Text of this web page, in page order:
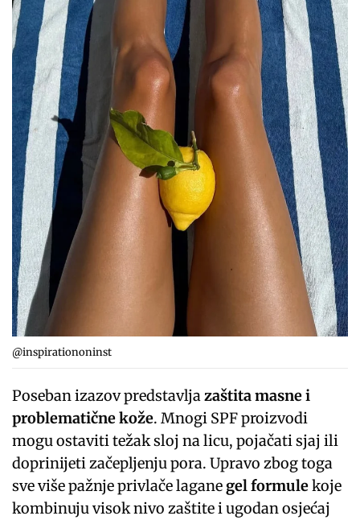
@inspirationoninst
Poseban izazov predstavljazaštita masne i
problematične kože. Mnogi SPF proizvodi
mogu ostaviti težak sloj na licu, pojačati sjaj ili
doprinijeti začepljenju pora. Upravo zbog toga
sve više pažnje privlače laganegel formulekoje
kombinuju visok nivo zaštite i ugodan osjećaj